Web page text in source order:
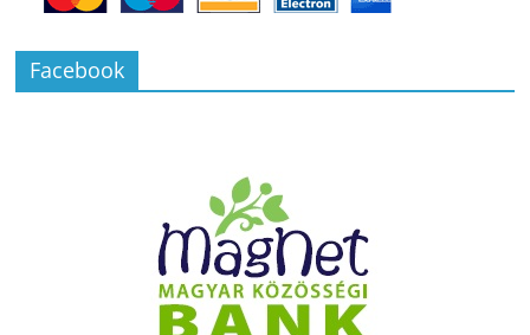
Facebook